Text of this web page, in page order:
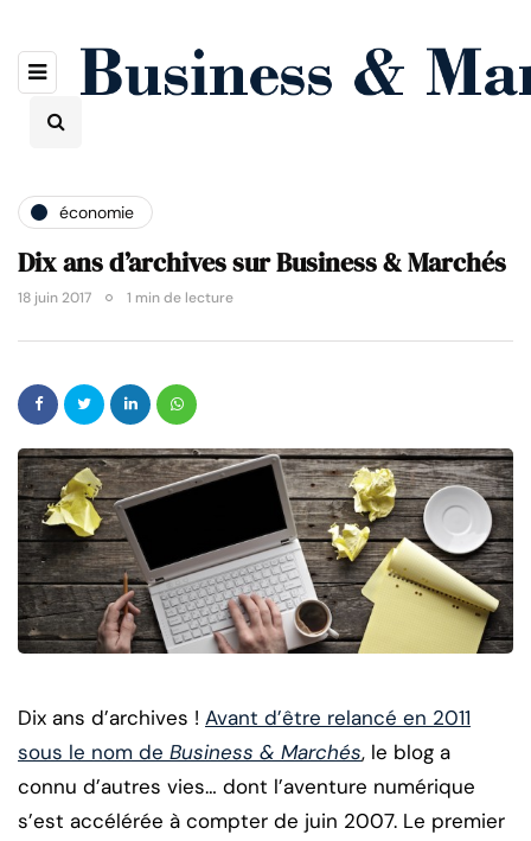
économie
Dix ans d’archives sur Business & Marchés
18 juin 2017 1 min de lecture
Dix ans d’archives ! Avant d’être relancé en 2011
sous le nom de Business & Marchés, le blog a
connu d’autres vies… dont l’aventure numérique
s’est accélérée à compter de juin 2007. Le premier